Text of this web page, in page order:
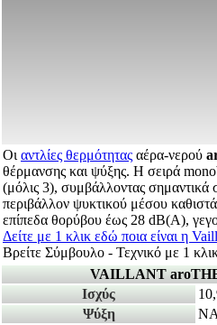
Οι αντλίες θερμότητας αέρα-νερού
θέρμανσης και ψύξης. Η σειρά
(μόλις 3), συμβάλλοντας σημαντικά
περιβάλλον ψυκτικού μέσου
επίπεδα θορύβου έως 28 dB(A),
Δείτε με 1 κλικ εδώ ποια είναι η
Βρείτε Σύμβουλο - Τεχνικό με 1
VAILLANT
Ισχύς
Ψύξη